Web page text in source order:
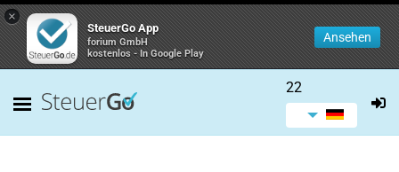
×
SteuerGo App
forium GmbH
kostenlos - In Google Play
Ansehen
22